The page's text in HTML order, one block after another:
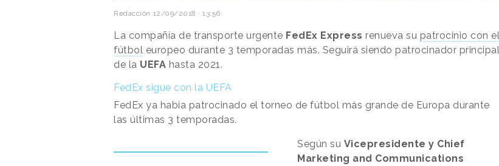
Redacción 12/09/2018 · 13:56
La compañía de transporte urgente FedEx Express renueva su patrocinio con el
fútbol europeo durante 3 temporadas más. Seguirá siendo patrocinador principal
de la UEFA hasta 2021.
FedEx sigue con la UEFA
FedEx ya había patrocinado el torneo de fútbol más grande de Europa durante
las últimas 3 temporadas.
Según su Vicepresidente y Chief
Marketing and Communications